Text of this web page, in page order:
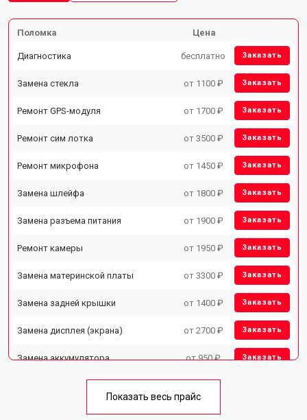
Поломка Цена
Диагностика бесплатно Заказать
Замена стекла от 1100 ₽ Заказать
Ремонт GPS-модуля от 1700 ₽ Заказать
Ремонт сим лотка от 3500 ₽ Заказать
Ремонт микрофона от 1450 ₽ Заказать
Замена шлейфа от 1800 ₽ Заказать
Замена разъема питания от 1900 ₽ Заказать
Ремонт камеры от 1950 ₽ Заказать
Замена материнской платы от 3300 ₽ Заказать
Замена задней крышки от 1400 ₽ Заказать
Замена дисплея (экрана) от 2700 ₽ Заказать
Замена аккумулятора от 950 ₽ Заказать
Ремонт цепи питания от 3200 ₽
Показать весь прайс